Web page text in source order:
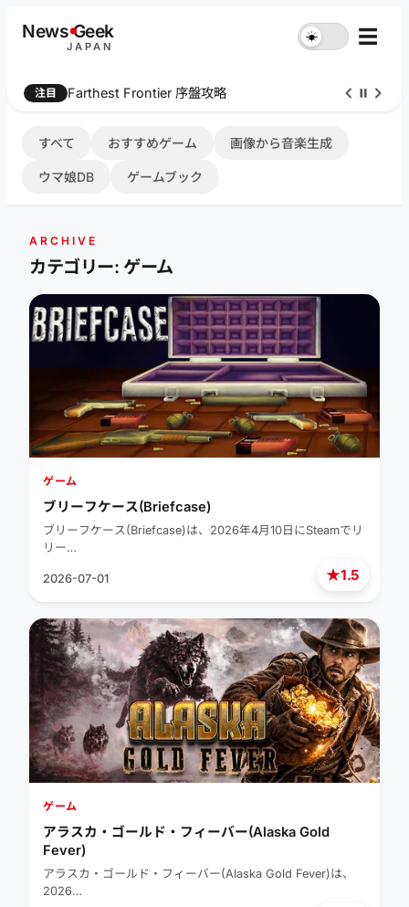
NewsGeek
JAPAN
☀︎ ☰
注目 Farthest Frontier 序盤攻略
すべて おすすめゲーム 画像から音楽生成
ウマ娘DB ゲームブック
ARCHIVE
カテゴリー: ゲーム
★1.5
ゲーム
ブリーフケース(Briefcase)
ブリーフケース(Briefcase)は、2026年4月10日にSteamでリ
リー…
2026-07-01
ゲーム
アラスカ・ゴールド・フィーバー(Alaska Gold
Fever)
アラスカ・ゴールド・フィーバー(Alaska Gold Fever)は、
2026…